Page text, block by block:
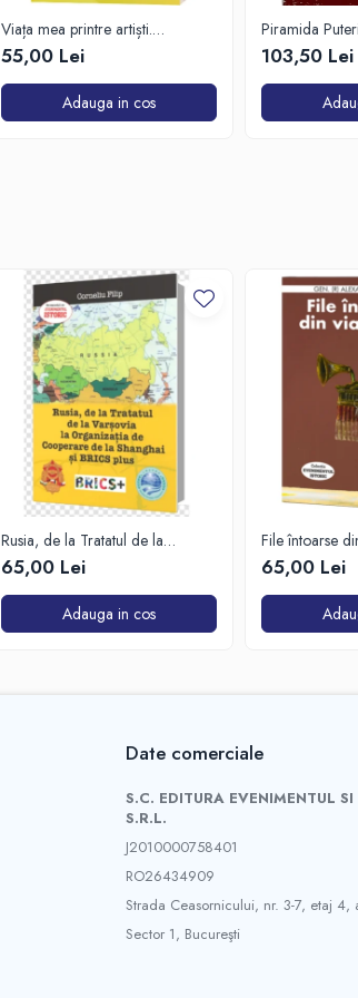
Viața mea printre artiști.
Confesiunile unui spectator fidel
55,00 Lei
Adauga in cos
Piramida
om care a
culisele
Parlamentului
103,50 Lei
Rusia, de la Tratatul de la
Varșovia la Organizația de
Cooperare de la Shanghai și
BRICS plus
65,00 Lei
Adauga in cos
File întoarse
65,00 Lei
Date comerciale
S.C. EDITURA EVENIMENTUL
S.R.L.
J2010000758401
RO26434909
Strada Ceasornicului, nr. 3-7, etaj 4,
Sector 1, Bucureşti